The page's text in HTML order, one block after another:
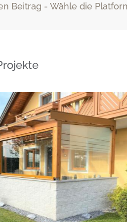
Beitrag - Wähle die